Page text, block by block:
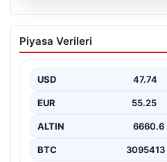
06.08.2026
Bahçelievler’de
Çöküşü ve Ardından
yaşanan olay, Yenibosna
Sokak'ta bulunan dört…
Piyasa Verileri
USD 47.74
EUR 55.25
ALTIN 6660.6
BTC 3095413